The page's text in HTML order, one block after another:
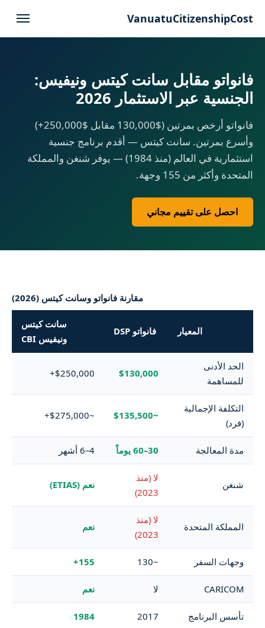
VanuatuCitizenshipCost
فانواتو مقابل سانت كيتس ونيفيس:
الجنسية عبر الاستثمار 2026
فانواتو أرخص بمرتين ($130,000 مقابل $250,000+)
وأسرع بمرتين. سانت كيتس — أقدم برنامج جنسية
استثمارية في العالم (منذ 1984) — يوفر شنغن والمملكة
المتحدة وأكثر من 155 وجهة.
احصل على تقييم مجاني
مقارنة فانواتو وسانت كيتس (2026)
المعيار فانواتو DSP
سانت كيتس
ونيفيس CBI
الحد الأدنى
للمساهمة
$130,000
$250,000+
التكلفة الإجمالية
(فرد)
~$135,500
~$275,000+
مدة المعالجة 30–60 يوماً 4–6 أشهر
شنغن
لا (منذ
2023)
نعم (ETIAS)
المملكة المتحدة
لا (منذ
2023)
نعم
وجهات السفر ~130
155+
CARICOM لا نعم
تأسس البرنامج 2017
1984